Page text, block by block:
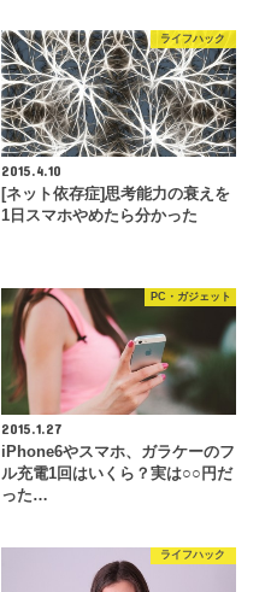
ライフハック
2015.4.10
[ネット依存症]思考能力の衰えを
1日スマホやめたら分かった
PC・ガジェット
2015.1.27
iPhone6やスマホ、ガラケーのフ
ル充電1回はいくら？実は○○円だ
った…
ライフハック